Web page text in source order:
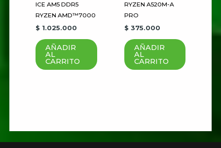
Guardar mi nombre, correo
electrónico y sitio web en este
navegador para la próxima vez
que haga un comentario.
ICE AM5 DDR5
RYZEN AMD™7000
$ 1.025.000
AÑADIR
AL
CARRITO
RYZEN A520M-A
PRO
$ 375.000
AÑADIR
AL
CARRITO